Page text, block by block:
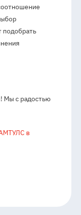
подобрать
Мы с радостью
в